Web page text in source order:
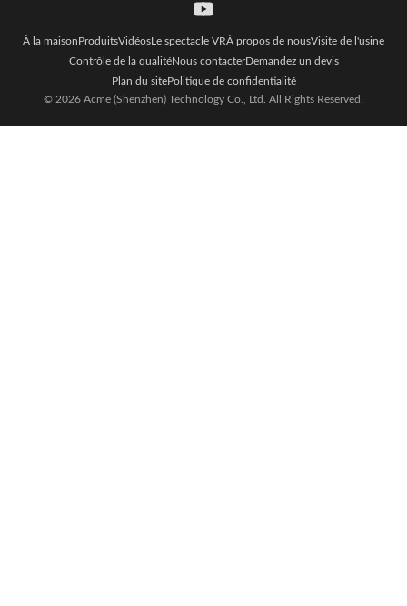
À la maison ProduitsVidéosLe spectacle VRÀ propos de nousVisite de l'usine
Contrôle de la qualitéNous contacterDemandez un devis
Plan du sitePolitique de confidentialité
© 2026 Acme (Shenzhen) Technology Co., Ltd. All Rights Reserved.